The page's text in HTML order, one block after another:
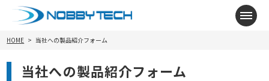
メニ
HOME 当社への製品紹介フォーム
当社への製品紹介フォーム